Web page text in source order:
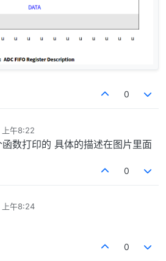
0
午8:22
数打印的 具体的描述在图片里面
0
午8:24
0